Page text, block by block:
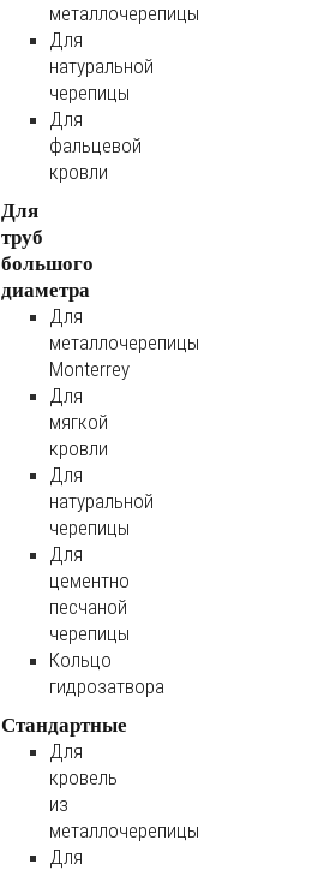
металлочерепицы
Для
натуральной
черепицы
Для
фальцевой
кровли
Для
труб
большого
диаметра
Для
металлочерепицы
Monterrey
Для
мягкой
кровли
Для
натуральной
черепицы
Для
цементно
песчаной
черепицы
Кольцо
гидрозатвора
Стандартные
Для
кровель
из
металлочерепицы
Для